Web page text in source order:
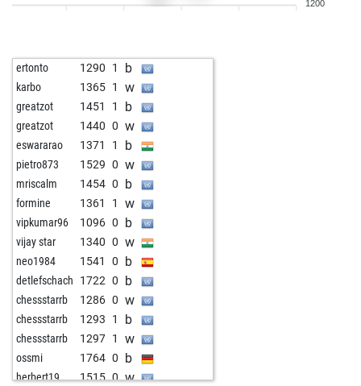
1200
ertonto 1290 1 b
karbo 1365 1 w
greatzot 1451 1 b
greatzot 1440 0 w
eswararao 1371 1 b
pietro873 1529 0 w
mriscalm 1454 0 b
formine 1361 1 w
vipkumar96 1096 0 b
vijay star 1340 0 w
neo1984 1541 0 b
detlefschach 1722 0 b
chessstarrb 1286 0 w
chessstarrb 1293 1 b
chessstarrb 1297 1 w
ossmi 1764 0 b
herbert19 1515 0 w